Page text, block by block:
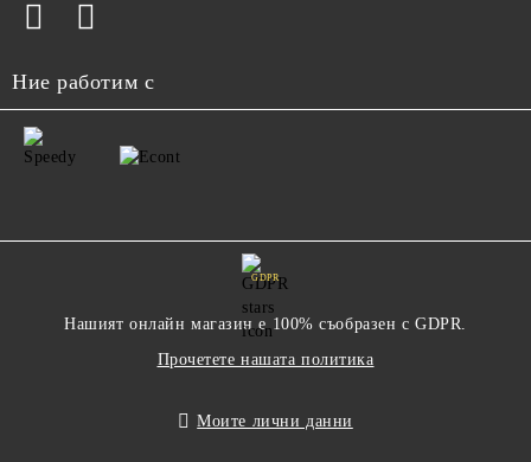
Ние работим с
GDPR
Нашият онлайн магазин е 100% съобразен с GDPR.
Прочетете нашата политика
Моите лични данни